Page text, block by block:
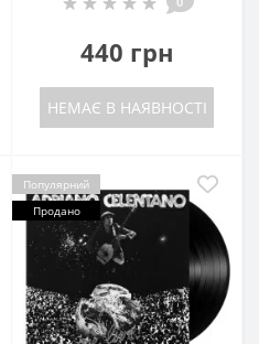
440 грн
НЕМАЄ В НАЯВНОСТІ
Популярний
Продано